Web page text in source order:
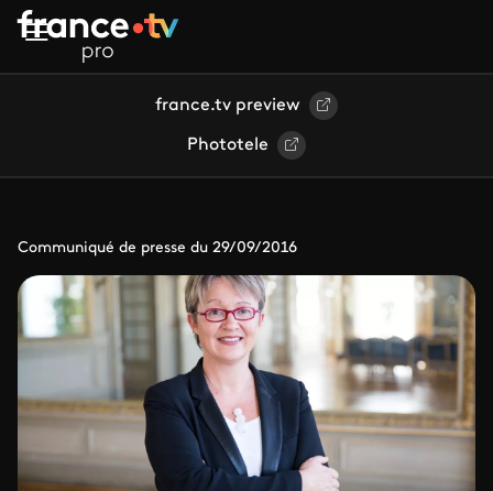
Aller au contenu principal
france.tv preview
Phototele
Communiqué de presse du 29/09/2016